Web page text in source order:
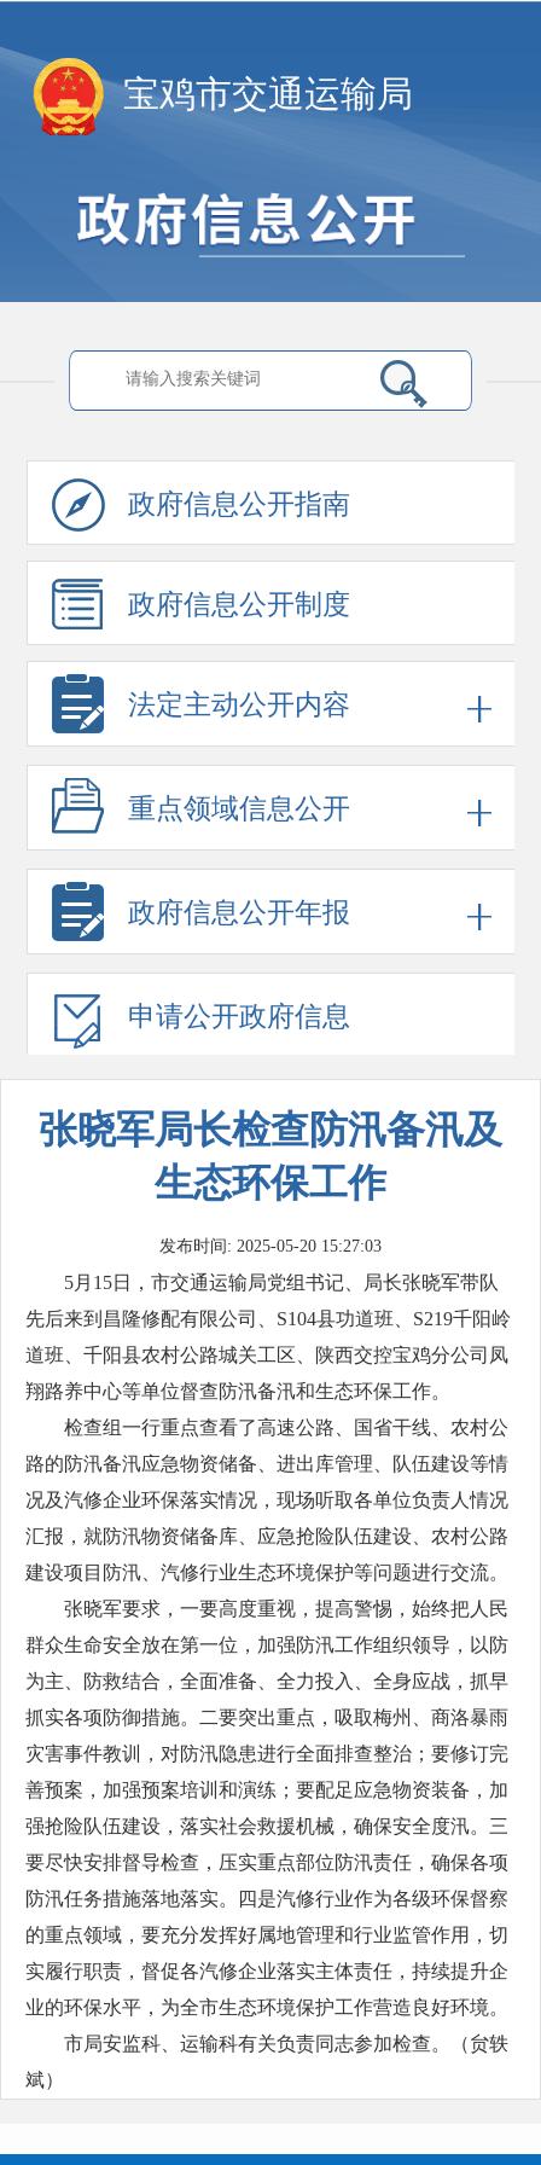
宝鸡市交通运输局
政府信息公开指南
政府信息公开制度
法定主动公开内容
重点领域信息公开
政府信息公开年报
申请公开政府信息
张晓军局长检查防汛备汛及
生态环保工作
发布时间: 2025-05-20 15:27:03
5月15日，市交通运输局党组书记、局长张晓军带队
先后来到昌隆修配有限公司、S104县功道班、S219千阳岭
道班、千阳县农村公路城关工区、陕西交控宝鸡分公司凤
翔路养中心等单位督查防汛备汛和生态环保工作。
检查组一行重点查看了高速公路、国省干线、农村公
路的防汛备汛应急物资储备、进出库管理、队伍建设等情
况及汽修企业环保落实情况，现场听取各单位负责人情况
汇报，就防汛物资储备库、应急抢险队伍建设、农村公路
建设项目防汛、汽修行业生态环境保护等问题进行交流。
张晓军要求，一要高度重视，提高警惕，始终把人民
群众生命安全放在第一位，加强防汛工作组织领导，以防
为主、防救结合，全面准备、全力投入、全身应战，抓早
抓实各项防御措施。二要突出重点，吸取梅州、商洛暴雨
灾害事件教训，对防汛隐患进行全面排查整治；要修订完
善预案，加强预案培训和演练；要配足应急物资装备，加
强抢险队伍建设，落实社会救援机械，确保安全度汛。三
要尽快安排督导检查，压实重点部位防汛责任，确保各项
防汛任务措施落地落实。四是汽修行业作为各级环保督察
的重点领域，要充分发挥好属地管理和行业监管作用，切
实履行职责，督促各汽修企业落实主体责任，持续提升企
业的环保水平，为全市生态环境保护工作营造良好环境。
市局安监科、运输科有关负责同志参加检查。（贠轶
斌）